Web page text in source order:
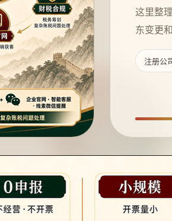
这里整
东变更
注册公